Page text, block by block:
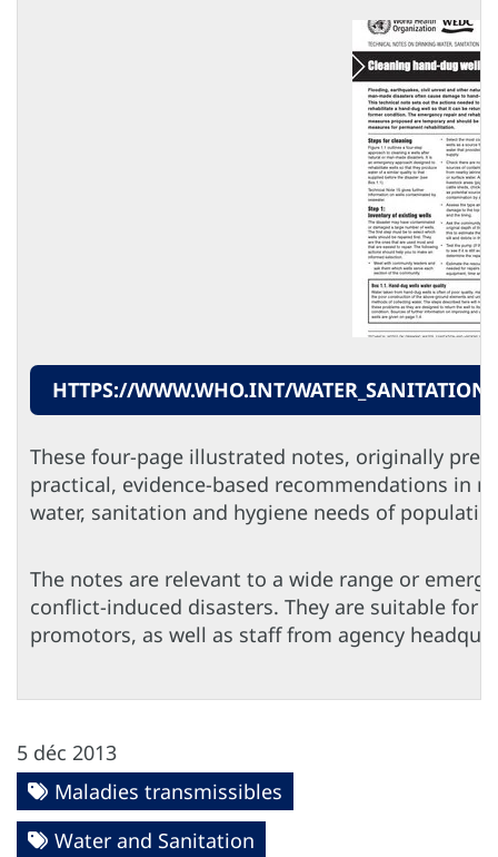
HTTPS://WWW.WHO.INT/
These four-page illustrated notes, originally
practical, evidence-based recommendations in
water, sanitation and hygiene needs of
The notes are relevant to a wide range or
conflict-induced disasters. They are suitable for
promotors, as well as staff from agency
5 déc 2013
Maladies transmissibles
Water and Sanitation